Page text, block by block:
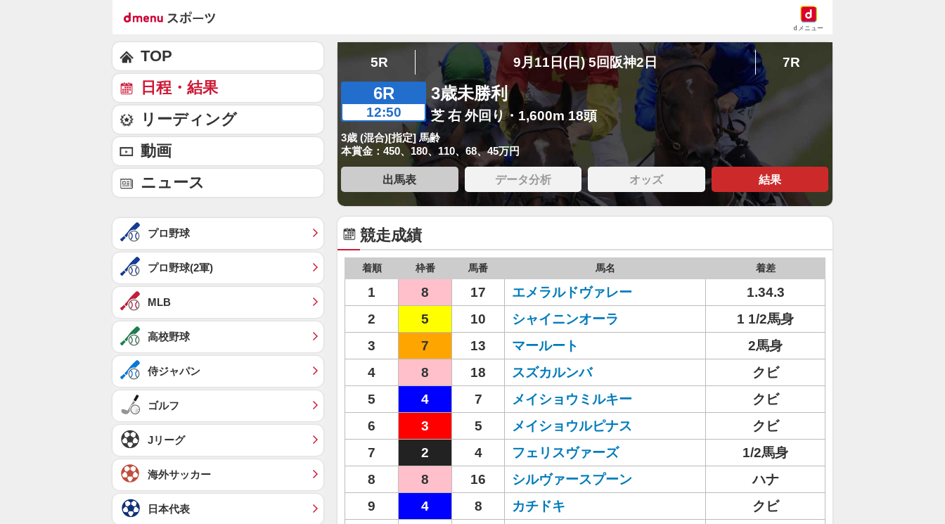
dメニュー
5R 9月11日(日) 5回阪神2日 7R
6R
12:50
3歳未勝利
芝 右 外回り・1,600m 18頭
3歳 (混合)[指定] 馬齢
本賞金：450、180、110、68、45万円
出馬表 データ分析 オッズ 結果
競走成績
着順 枠番 馬番 馬名 着差
1 8 17 エメラルドヴァレー
1.34.3
2
5 10 シャイニンオーラ
1 1/2馬身
3
7 13 マールート
2馬身
4
8 18 スズカルンバ
クビ
5
4 7 メイショウミルキー
クビ
6
3 5 メイショウルピナス
クビ
7
2 4 フェリスヴァーズ
1/2馬身
8
8 16 シルヴァースプーン
ハナ
9
4 8 カチドキ
クビ
TOP
日程・結果
リーディング
動画
ニュース
プロ野球
プロ野球(2軍)
MLB
高校野球
侍ジャパン
ゴルフ
Jリーグ
海外サッカー
日本代表